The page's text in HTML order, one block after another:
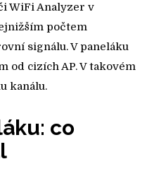
WiFi Analyzer v
počtem
signálu. V paneláku
od cizích AP. V takovém
kanálu.
co